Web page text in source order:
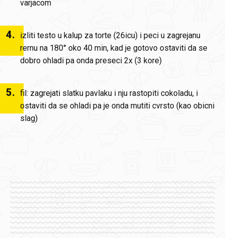
varjacom
4.
izliti testo u kalup za torte (26icu) i peci u zagrejanu
rernu na 180° oko 40 min, kad je gotovo ostaviti da se
dobro ohladi pa onda preseci 2x (3 kore)
5. fil: zagrejati slatku pavlaku i nju rastopiti cokoladu, i
ostaviti da se ohladi pa je onda mutiti cvrsto (kao obicni
slag)